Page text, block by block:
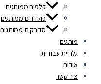
קלפים ממותגים
פולדרים ממותגים
מדבקות ממותגות
מותגים
גלריית עבודות
אודות
צור קשר